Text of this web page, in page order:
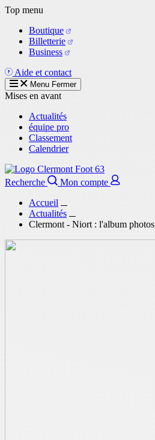
Aller
contenu
principal
Top menu
Boutique
Billetterie
Business
Aide et contact
Menu Fermer
Mises en avant
Actualités
équipe pro
Classement
Calendrier
Recherche
Mon compte
Accueil
Actualités
Clermont - Niort : l'album photos